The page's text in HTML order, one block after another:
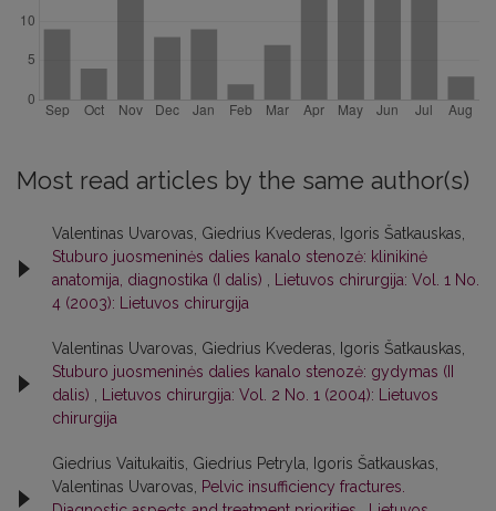
Most read articles by the same author(s)
Valentinas Uvarovas, Giedrius Kvederas, Igoris Šatkauskas,
Stuburo juosmeninės dalies kanalo stenozė: klinikinė
anatomija, diagnostika (I dalis)
Lietuvos chirurgija: Vol. 1 No.
4 (2003): Lietuvos chirurgija
Valentinas Uvarovas, Giedrius Kvederas, Igoris Šatkauskas,
Stuburo juosmeninės dalies kanalo stenozė: gydymas (II
dalis)
Lietuvos chirurgija: Vol. 2 No. 1 (2004): Lietuvos
chirurgija
Giedrius Vaitukaitis, Giedrius Petryla, Igoris Šatkauskas,
Valentinas Uvarovas,
Pelvic insufficiency fractures.